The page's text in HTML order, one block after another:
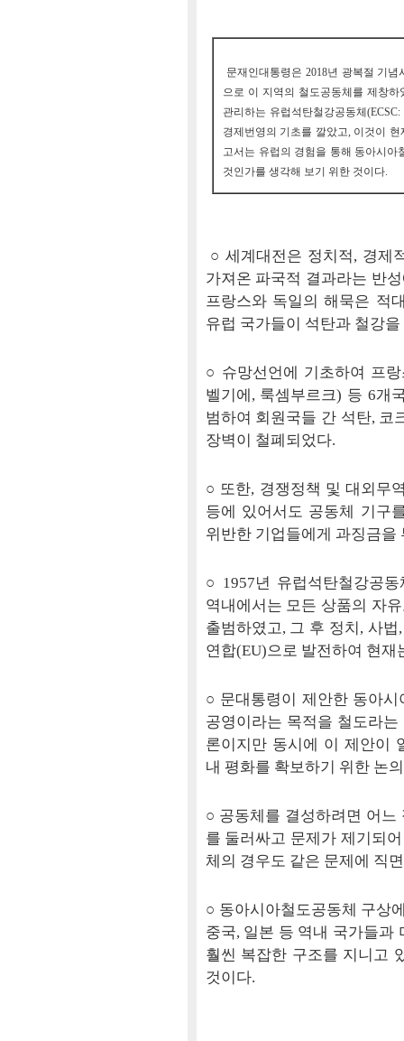
문재인대통령은 2018년 광복절 기
으로 이 지역의 철도공동체를 제창
관리하는 유럽석탄철강공동체(ECSC:
경제번영의 기초를 깔았고, 이것이 현
고서는 유럽의 경험을 통해 동아시
것인가를 생각해 보기 위한 것이다.
○ 세계대전은 정치적, 경제
가져온 파국적 결과라는 반
프랑스와 독일의 해묵은 적
유럽 국가들이 석탄과 철강
○ 슈망선언에 기초하여 프
벨기에, 룩셈부르크) 등 6개
범하여 회원국들 간 석탄, 코
장벽이 철폐되었다.
○ 또한, 경쟁정책 및 대외무
등에 있어서도 공동체 기구
위반한 기업들에게 과징금을
○ 1957년 유럽석탄철강공
역내에서는 모든 상품의 자
출범하였고, 그 후 정치, 사
연합(EU)으로 발전하여 현재
○ 문대통령이 제안한 동아
공영이라는 목적을 철도라
론이지만 동시에 이 제안이
내 평화를 확보하기 위한 논
○ 공동체를 결성하려면 어
를 둘러싸고 문제가 제기되
체의 경우도 같은 문제에 직
○ 동아시아철도공동체 구상
중국, 일본 등 역내 국가들과
훨씬 복잡한 구조를 지니고
것이다.